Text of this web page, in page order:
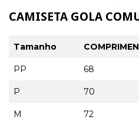
CAMISETA GOLA
Tamanho
PP 68
P 70
M 72